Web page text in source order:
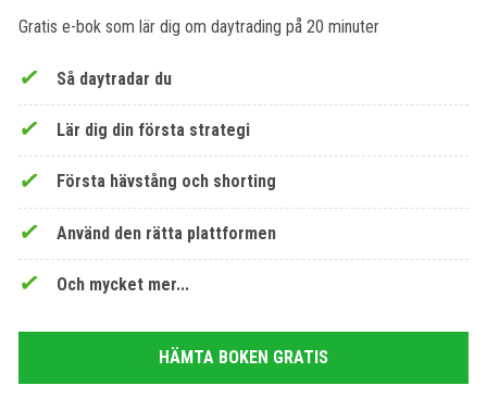
Gratis e-bok som lär dig om daytrading på 20 minuter
Så daytradar du
Lär dig din första strategi
Första hävstång och shorting
Använd den rätta plattformen
Och mycket mer...
HÄMTA BOKEN GRATIS